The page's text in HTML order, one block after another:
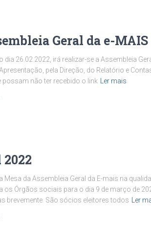
Geral da e-MAIS
26.02.2022, irá realizar-se a Assembleia
pela Direção, do Relatório e
possam não ter recebido o link
Ler mais
Mesa da Assembleia Geral da E-mais na
os Órgãos sociais para o dia 9 de março de
brevemente. São sócios eleitores todos
Ler